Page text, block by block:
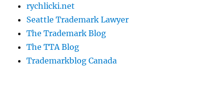
rychlicki.net
Seattle Trademark Lawyer
The Trademark Blog
The TTA Blog
Trademarkblog Canada